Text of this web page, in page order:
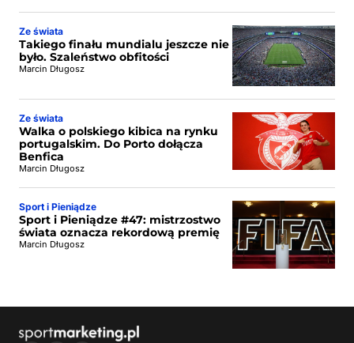
Ze świata
Takiego finału mundialu jeszcze nie
było. Szaleństwo obfitości
Marcin Długosz
Ze świata
Walka o polskiego kibica na rynku
portugalskim. Do Porto dołącza
Benfica
Marcin Długosz
Sport i Pieniądze
Sport i Pieniądze #47: mistrzostwo
świata oznacza rekordową premię
Marcin Długosz